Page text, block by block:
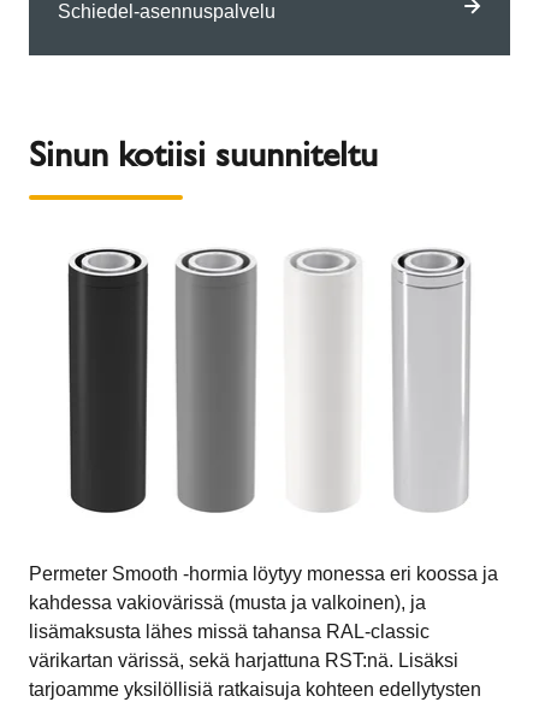
Schiedel-asennuspalvelu
Sinun kotiisi suunniteltu
Permeter Smooth -hormia löytyy monessa eri koossa ja
kahdessa vakiovärissä (musta ja valkoinen), ja
lisämaksusta lähes missä tahansa RAL-classic
värikartan värissä, sekä harjattuna RST:nä. Lisäksi
tarjoamme yksilöllisiä ratkaisuja kohteen edellytysten